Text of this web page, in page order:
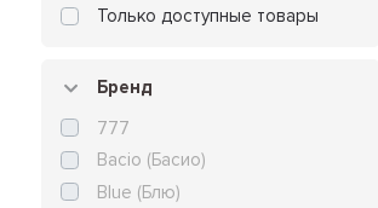
Только доступные товары
Бренд
777
Bacio (Басио)
Blue (Блю)